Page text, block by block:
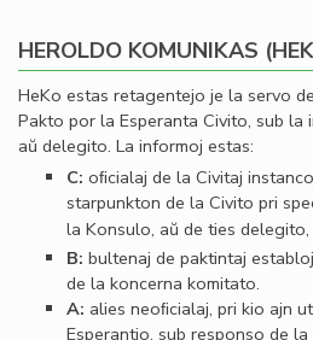
HEROLDO KOMUNIKAS
HeKo estas retagentejo je la servo
Pakto por la Esperanta Civito, sub la
aŭ delegito. La informoj estas:
C: oﬁcialaj de la Civitaj
starpunkton de la Civito pri
la Konsulo, aŭ de ties
B: bultenaj de paktintaj
de la koncerna komitato.
A: alies neoﬁcialaj, pri kio ajn
Esperantio, sub responso de